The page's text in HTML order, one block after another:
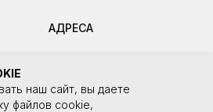
наш сайт, вы даете
файлов cookie,